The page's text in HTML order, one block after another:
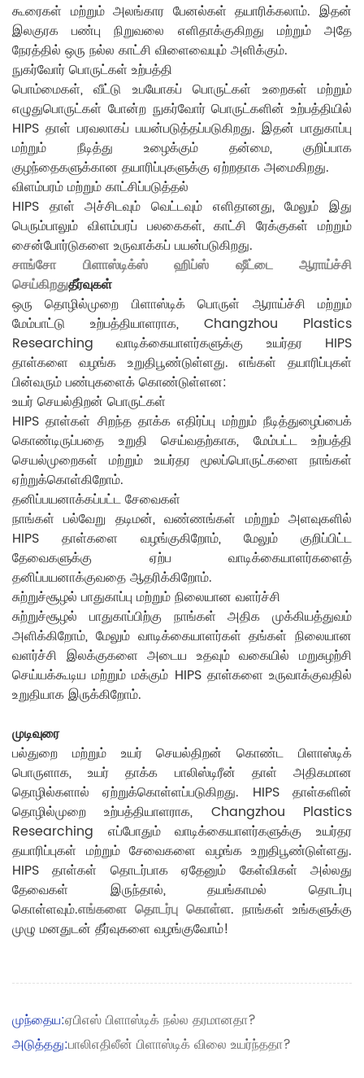
கூரைகள் மற்றும் அலங்கார பேனல்கள் தயாரிக்கலாம். இதன்
இலகுரக பண்பு நிறுவலை எளிதாக்குகிறது மற்றும் அதே
நேரத்தில் ஒரு நல்ல காட்சி விளைவையும் அளிக்கும்.
நுகர்வோர் பொருட்கள் உற்பத்தி
பொம்மைகள், வீட்டு உபயோகப் பொருட்கள் உறைகள் மற்றும்
எழுதுபொருட்கள் போன்ற நுகர்வோர் பொருட்களின் உற்பத்தியில்
HIPS தாள் பரவலாகப் பயன்படுத்தப்படுகிறது. இதன் பாதுகாப்பு
மற்றும் நீடித்து உழைக்கும் தன்மை, குறிப்பாக
குழந்தைகளுக்கான தயாரிப்புகளுக்கு ஏற்றதாக அமைகிறது.
விளம்பரம் மற்றும் காட்சிப்படுத்தல்
HIPS தாள் அச்சிடவும் வெட்டவும் எளிதானது, மேலும் இது
பெரும்பாலும் விளம்பரப் பலகைகள், காட்சி ரேக்குகள் மற்றும்
சைன்போர்டுகளை உருவாக்கப் பயன்படுகிறது.
சாங்சோ பிளாஸ்டிக்ஸ் ஹிப்ஸ் ஷீட்டை ஆராய்ச்சி
செய்கிறதுதீர்வுகள்
ஒரு தொழில்முறை பிளாஸ்டிக் பொருள் ஆராய்ச்சி மற்றும்
மேம்பாட்டு உற்பத்தியாளராக, Changzhou Plastics
Researching வாடிக்கையாளர்களுக்கு உயர்தர HIPS
தாள்களை வழங்க உறுதிபூண்டுள்ளது. எங்கள் தயாரிப்புகள்
பின்வரும் பண்புகளைக் கொண்டுள்ளன:
உயர் செயல்திறன் பொருட்கள்
HIPS தாள்கள் சிறந்த தாக்க எதிர்ப்பு மற்றும் நீடித்துழைப்பைக்
கொண்டிருப்பதை உறுதி செய்வதற்காக, மேம்பட்ட உற்பத்தி
செயல்முறைகள் மற்றும் உயர்தர மூலப்பொருட்களை நாங்கள்
ஏற்றுக்கொள்கிறோம்.
தனிப்பயனாக்கப்பட்ட சேவைகள்
நாங்கள் பல்வேறு தடிமன், வண்ணங்கள் மற்றும் அளவுகளில்
HIPS தாள்களை வழங்குகிறோம், மேலும் குறிப்பிட்ட
தேவைகளுக்கு ஏற்ப வாடிக்கையாளர்களைத்
தனிப்பயனாக்குவதை ஆதரிக்கிறோம்.
சுற்றுச்சூழல் பாதுகாப்பு மற்றும் நிலையான வளர்ச்சி
சுற்றுச்சூழல் பாதுகாப்பிற்கு நாங்கள் அதிக முக்கியத்துவம்
அளிக்கிறோம், மேலும் வாடிக்கையாளர்கள் தங்கள் நிலையான
வளர்ச்சி இலக்குகளை அடைய உதவும் வகையில் மறுசுழற்சி
செய்யக்கூடிய மற்றும் மக்கும் HIPS தாள்களை உருவாக்குவதில்
உறுதியாக இருக்கிறோம்.
முடிவுரை
பல்துறை மற்றும் உயர் செயல்திறன் கொண்ட பிளாஸ்டிக்
பொருளாக, உயர் தாக்க பாலிஸ்டிரீன் தாள் அதிகமான
தொழில்களால் ஏற்றுக்கொள்ளப்படுகிறது. HIPS தாள்களின்
தொழில்முறை உற்பத்தியாளராக, Changzhou Plastics
Researching எப்போதும் வாடிக்கையாளர்களுக்கு உயர்தர
தயாரிப்புகள் மற்றும் சேவைகளை வழங்க உறுதிபூண்டுள்ளது.
HIPS தாள்கள் தொடர்பாக ஏதேனும் கேள்விகள் அல்லது
தேவைகள் இருந்தால், தயங்காமல் தொடர்பு
கொள்ளவும்.எங்களை தொடர்பு கொள்ள. நாங்கள் உங்களுக்கு
முழு மனதுடன் தீர்வுகளை வழங்குவோம்!
முந்தைய:ஏபிஎஸ் பிளாஸ்டிக் நல்ல தரமானதா?
அடுத்தது:பாலிஎதிலீன் பிளாஸ்டிக் விலை உயர்ந்ததா?